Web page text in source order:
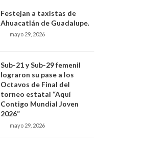
Festejan a taxistas de
Ahuacatlán de Guadalupe.
mayo 29, 2026
Sub-21 y Sub-29 femenil
lograron su pase a los
Octavos de Final del
torneo estatal “Aquí
Contigo Mundial Joven
2026”
mayo 29, 2026